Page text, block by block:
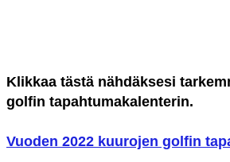
Klikkaa tästä nähdäksesi
golfin tapahtumakalenterin.
Vuoden 2022 kuurojen golfin